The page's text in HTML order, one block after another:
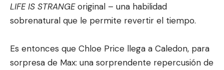
LIFE IS STRANGEoriginal – una habilidad
sobrenatural que le permite revertir el tiempo.
Es entonces que Chloe Price llega a Caledon, para
sorpresa de Max: una sorprendente repercusión de